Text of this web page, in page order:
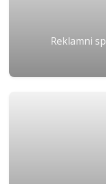
Reklamni